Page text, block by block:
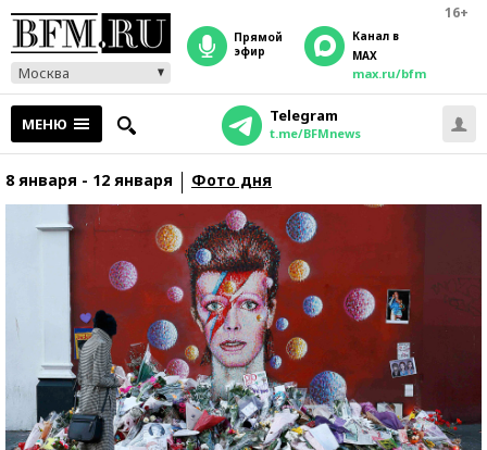
16+
Москва
прямой
эфир
Канал в
MAX
max.ru/bfm
МЕНЮ Telegram
t.me/BFMnews
8 января - 12 января Фото дня